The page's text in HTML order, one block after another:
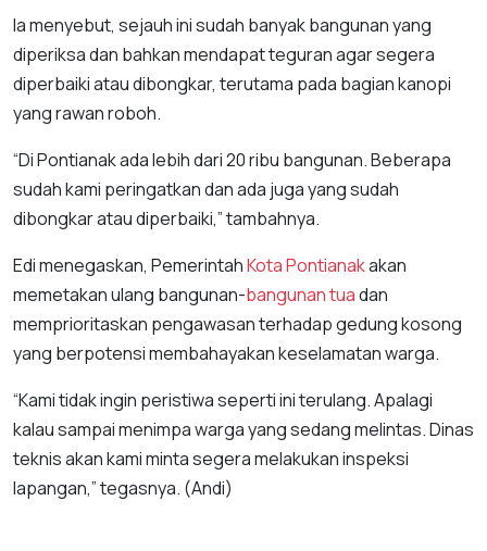
Ia menyebut, sejauh ini sudah banyak bangunan yang
diperiksa dan bahkan mendapat teguran agar segera
diperbaiki atau dibongkar, terutama pada bagian kanopi
yang rawan roboh.
“Di Pontianak ada lebih dari 20 ribu bangunan. Beberapa
sudah kami peringatkan dan ada juga yang sudah
dibongkar atau diperbaiki,” tambahnya.
Edi menegaskan, PemerintahKota Pontianakakan
memetakan ulang bangunan-bangunan tuadan
memprioritaskan pengawasan terhadap gedung kosong
yang berpotensi membahayakan keselamatan warga.
“Kami tidak ingin peristiwa seperti ini terulang. Apalagi
kalau sampai menimpa warga yang sedang melintas. Dinas
teknis akan kami minta segera melakukan inspeksi
lapangan,” tegasnya. (Andi)